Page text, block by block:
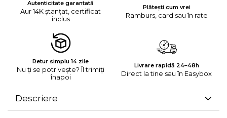
Autenticitate garantată
Aur 14K ștanțat, certificat
inclus
Plătești cum vrei
Ramburs, card sau în rate
Retur simplu 14 zile
Nu ți se potrivește? Îl trimiți
înapoi
Livrare rapidă 24–48h
Direct la tine sau în Easybox
Descriere